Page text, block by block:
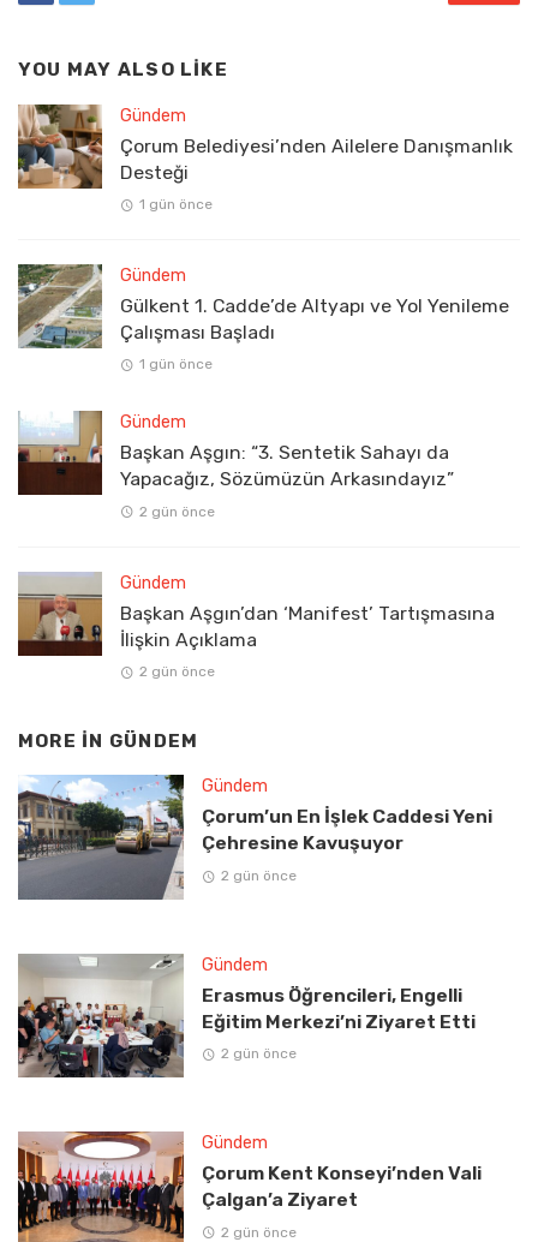
YOU MAY ALSO LIKE
Gündem
Çorum Belediyesi’nden Ailelere Danışmanlık
Desteği
1 gün önce
Gündem
Gülkent 1. Cadde’de Altyapı ve Yol Yenileme
Çalışması Başladı
1 gün önce
Gündem
Başkan Aşgın: “3. Sentetik Sahayı da
Yapacağız, Sözümüzün Arkasındayız”
2 gün önce
Gündem
Başkan Aşgın’dan ‘Manifest’ Tartışmasına
İlişkin Açıklama
2 gün önce
MORE IN GÜNDEM
Gündem
Çorum’un En İşlek Caddesi Yeni
Çehresine Kavuşuyor
2 gün önce
Gündem
Erasmus Öğrencileri, Engelli
Eğitim Merkezi’ni Ziyaret Etti
2 gün önce
Gündem
Çorum Kent Konseyi’nden Vali
Çalgan’a Ziyaret
2 gün önce